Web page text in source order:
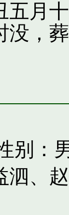
五月
没，
别：
泗 、